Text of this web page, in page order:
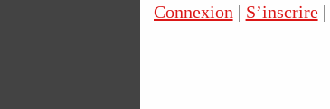
Connexion | S’inscrire|